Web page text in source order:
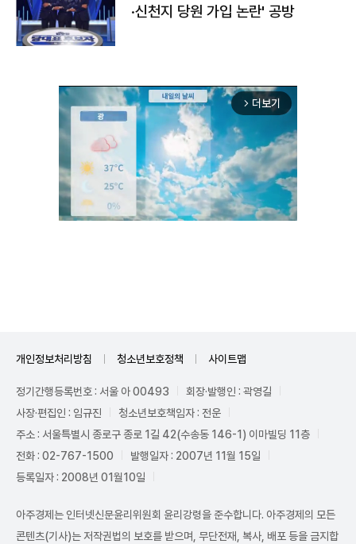
·신천지 당원 가입 논란' 공방
arrow_forward_ios 더보기
개인정보처리방침 청소년보호정책 사이트맵
정기간행등록번호 : 서울 아 00493
회장·발행인 : 곽영길
사장·편집인 : 임규진
청소년보호책임자 : 전운
주소 : 서울특별시 종로구 종로 1길 42(수송동 146-1) 이마빌딩 11층
전화 : 02-767-1500
발행일자 : 2007년 11월 15일
등록일자 : 2008년 01월10일
아주경제는 인터넷신문윤리위원회 윤리강령을 준수합니다. 아주경제의 모든
콘텐츠(기사)는 저작권법의 보호를 받으며, 무단전재, 복사, 배포 등을 금지합